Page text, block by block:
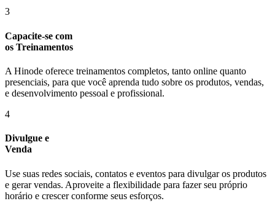
3
Capacite-se com
os Treinamentos
A Hinode oferece treinamentos completos, tanto online quanto
presenciais, para que você aprenda tudo sobre os produtos, vendas,
e desenvolvimento pessoal e profissional.
4
Divulgue e
Venda
Use suas redes sociais, contatos e eventos para divulgar os produtos
e gerar vendas. Aproveite a flexibilidade para fazer seu próprio
horário e crescer conforme seus esforços.